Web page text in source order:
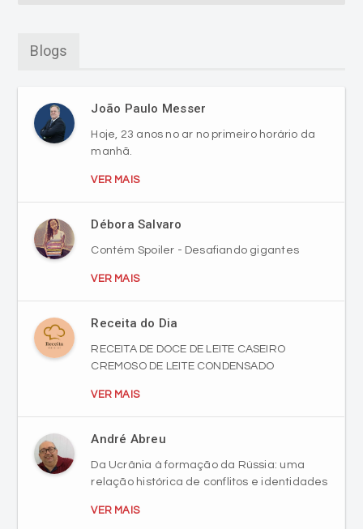
Blogs
João Paulo Messer
Hoje, 23 anos no ar no primeiro horário da
manhã.
VER MAIS
Débora Salvaro
Contém Spoiler - Desafiando gigantes
VER MAIS
Receita do Dia
RECEITA DE DOCE DE LEITE CASEIRO
CREMOSO DE LEITE CONDENSADO
VER MAIS
André Abreu
Da Ucrânia à formação da Rússia: uma
relação histórica de conflitos e identidades
VER MAIS